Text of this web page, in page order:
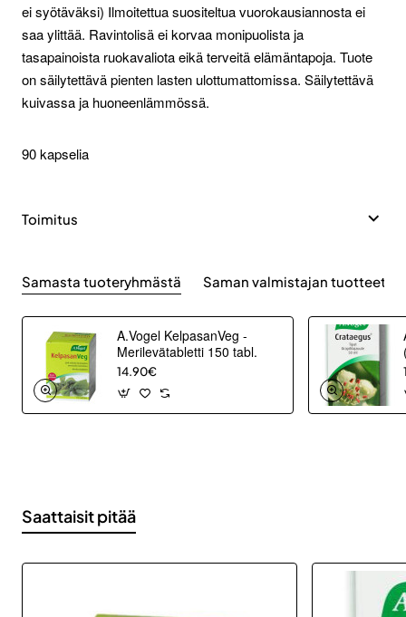
ei syötäväksi) Ilmoitettua suositeltua vuorokausiannosta ei
saa ylittää. Ravintolisä ei korvaa monipuolista ja
tasapainoista ruokavaliota eikä terveitä elämäntapoja. Tuote
on säilytettävä pienten lasten ulottumattomissa. Säilytettävä
kuivassa ja huoneenlämmössä.
90 kapselia
Toimitus
Samasta tuoteryhmästä Saman valmistajan tuotteet
A.Vogel KelpasanVeg -
Merilevätabletti 150 tabl.
14.90€
Saattaisit pitää